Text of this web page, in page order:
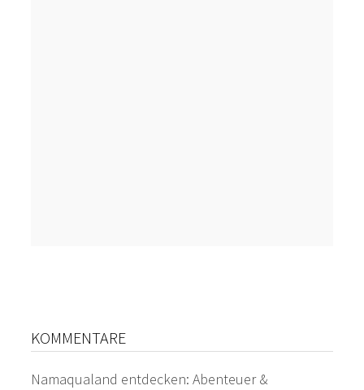
KOMMENTARE
Namaqualand entdecken: Abenteuer &